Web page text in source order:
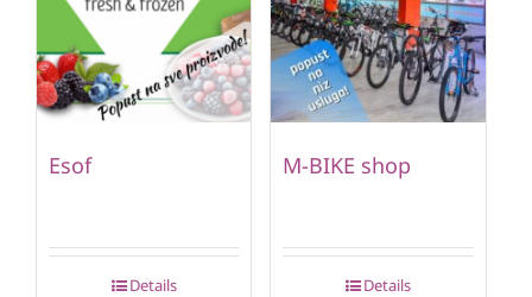
Esof
Details
M-BIKE shop
Details